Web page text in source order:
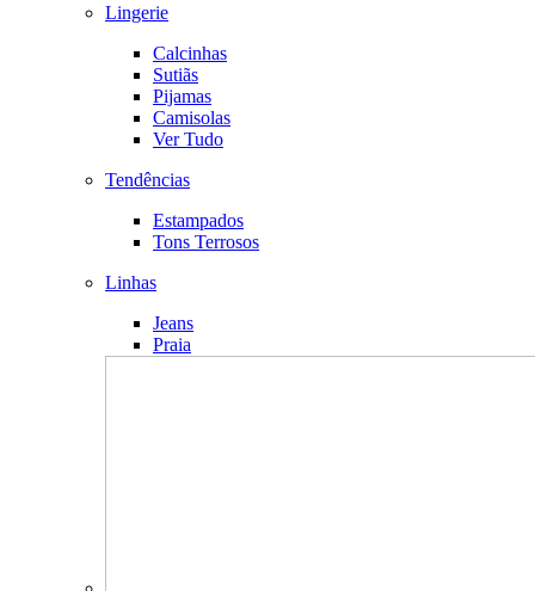
Lingerie
Calcinhas
Sutiãs
Pijamas
Camisolas
Ver Tudo
Tendências
Estampados
Tons Terrosos
Linhas
Jeans
Praia